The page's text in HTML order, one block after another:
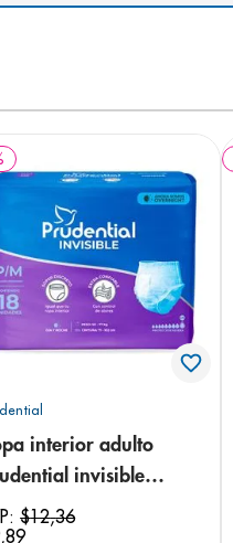
interior adulto
invisible
medium 18
$12,36
,89